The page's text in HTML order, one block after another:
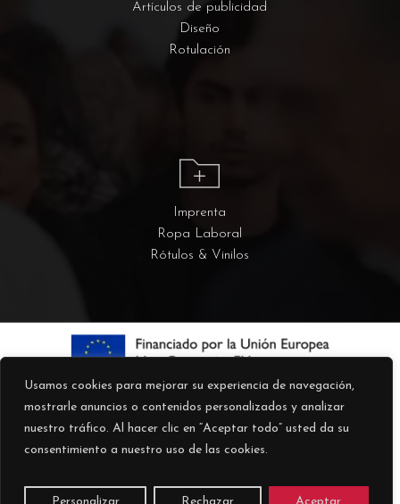
Usamos cookies para mejorar su experiencia de navegación,
mostrarle anuncios o contenidos personalizados y analizar
nuestro tráfico. Al hacer clic en “Aceptar todo” usted da su
consentimiento a nuestro uso de las cookies.
Artículos de publicidad
Diseño
Rotulación
Imprenta
Ropa Laboral
Rótulos & Vinilos
© 2026 Kokoku.